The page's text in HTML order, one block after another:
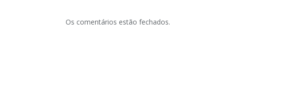
Os comentários estão fechados.